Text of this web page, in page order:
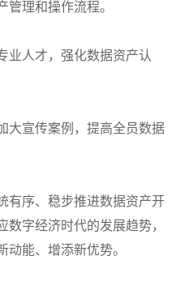
管理和操作流程。
业人才，强化数据资产认
大宣传案例，提高全员数据
有序、稳步推进数据资产开
字经济时代的发展趋势，
动能、增添新优势。